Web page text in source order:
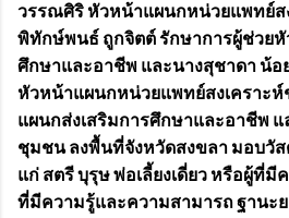
วรรณศิริ หัวหน้าแผนกหน่วยแพทย์ส
พิทักษ์พนธ์ ถูกจิตต์ รักษาการผู้ช่วย
ศึกษาและอาชีพ และนางสุชาดา น้อ
หัวหน้าแผนกหน่วยแพทย์สงเคราะ
แผนกส่งเสริมการศึกษาและอาชีพ
ชุมชน ลงพื้นที่จังหวัดสงขลา มอบวั
แก่ สตรี บุรุษ พ่อเลี้ยงเดี่ยว หรือผู้ที่
ที่มีความรู้และความสามารถ ฐานะ